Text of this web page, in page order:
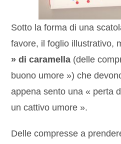
Sotto la forma di una
favore, il foglio illustrativo,
» di caramella (delle
buono umore ») che
appena sento una « perta
un cattivo umore ».
Delle compresse a